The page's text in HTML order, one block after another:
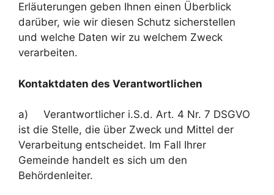
Erläuterungen geben Ihnen einen Überblick
darüber, wie wir diesen Schutz sicherstellen
und welche Daten wir zu welchem Zweck
verarbeiten.
Kontaktdaten des Verantwortlichen
a) Verantwortlicher i.S.d. Art. 4 Nr. 7 DSGVO
ist die Stelle, die über Zweck und Mittel der
Verarbeitung entscheidet. Im Fall Ihrer
Gemeinde handelt es sich um den
Behördenleiter.